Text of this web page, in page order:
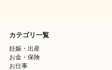
カテゴリ一覧
妊娠・出産
お金・保険
お仕事